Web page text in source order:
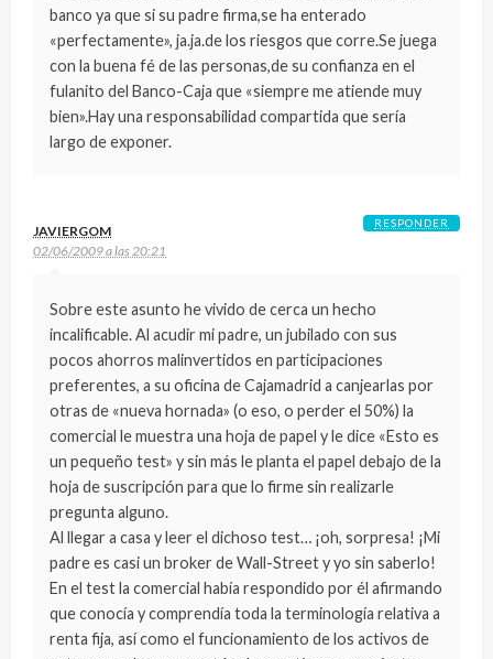
banco ya que si su padre firma,se ha enterado
«perfectamente», ja.ja.de los riesgos que corre.Se juega
con la buena fé de las personas,de su confianza en el
fulanito del Banco-Caja que «siempre me atiende muy
bien».Hay una responsabilidad compartida que sería
largo de exponer.
JAVIERGOM
02/06/2009 a las 20:21
Sobre este asunto he vivido de cerca un hecho
incalificable. Al acudir mi padre, un jubilado con sus
pocos ahorros malinvertidos en participaciones
preferentes, a su oficina de Cajamadrid a canjearlas por
otras de «nueva hornada» (o eso, o perder el 50%) la
comercial le muestra una hoja de papel y le dice «Esto es
un pequeño test» y sin más le planta el papel debajo de la
hoja de suscripción para que lo firme sin realizarle
pregunta alguno.
Al llegar a casa y leer el dichoso test… ¡oh, sorpresa! ¡Mi
padre es casi un broker de Wall-Street y yo sin saberlo!
En el test la comercial había respondido por él afirmando
que conocía y comprendía toda la terminología relativa a
renta fija, así como el funcionamiento de los activos de
RESPONDER